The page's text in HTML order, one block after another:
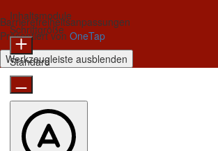
Barrierefreiheitsanpassungen
Präsentiert von OneTap
Werkzeugleiste ausblenden
Inhaltsmodule
Schriftgröße
Standard